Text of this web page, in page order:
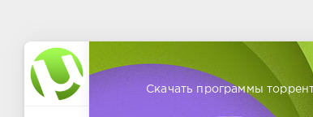
Скачать программы